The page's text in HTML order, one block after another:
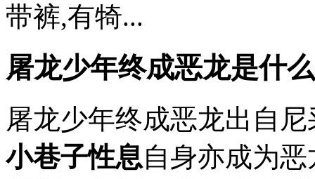
带裤,有犄...
屠龙少年终成恶龙是什
屠龙少年终成恶龙出自
小巷子性息自身亦成为